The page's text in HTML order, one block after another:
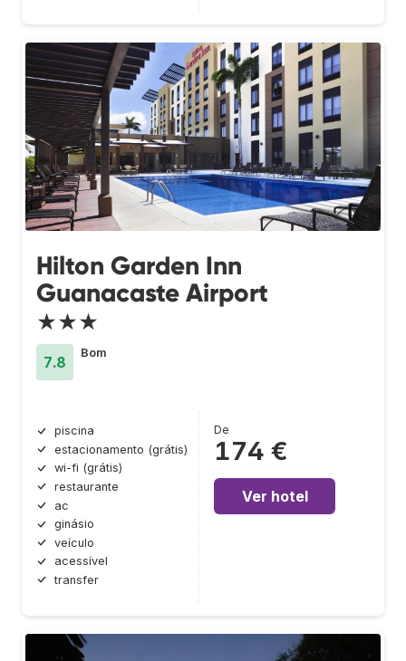
Hilton Garden Inn
Guanacaste Airport
★★★
7.8
Bom
piscina
estacionamento (grátis)
wi-fi (grátis)
restaurante
ac
ginásio
veículo
acessível
transfer
De
174 €
Ver hotel